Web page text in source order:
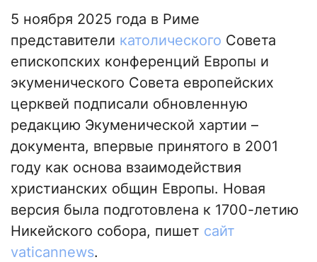
5 ноября 2025 года в Риме
представители католического Совета
епископских конференций Европы и
экуменического Совета европейских
церквей подписали обновленную
редакцию Экуменической хартии –
документа, впервые принятого в 2001
году как основа взаимодействия
христианских общин Европы. Новая
версия была подготовлена к 1700-летию
Никейского собора, пишет сайт
vaticannews.